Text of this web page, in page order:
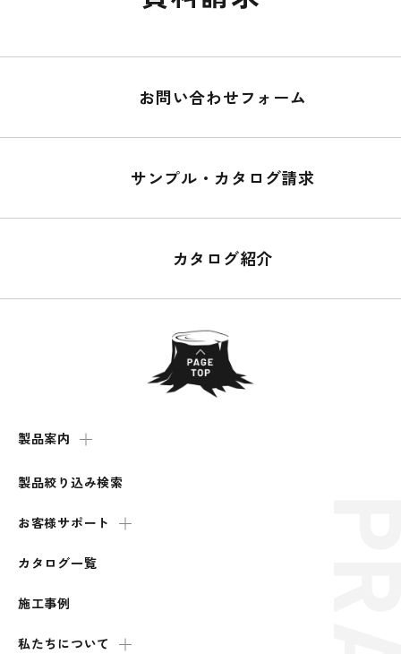
お問い合わせフォーム
サンプル・カタログ請求
カタログ紹介
製品案内
製品絞り込み検索
お客様サポート
カタログ一覧
施工事例
私たちについて